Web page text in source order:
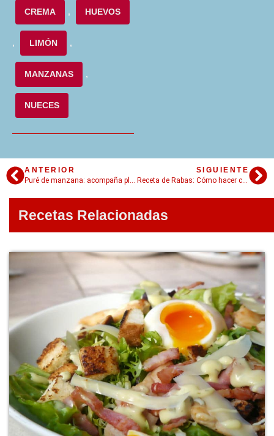
CREMA , HUEVOS
, LIMÓN ,
MANZANAS ,
NUECES
ANTERIOR
Puré de manzana: acompaña platos con éxito
SIGUIENTE
Receta de Rabas: Cómo hacer calamares fritos
Recetas Relacionadas